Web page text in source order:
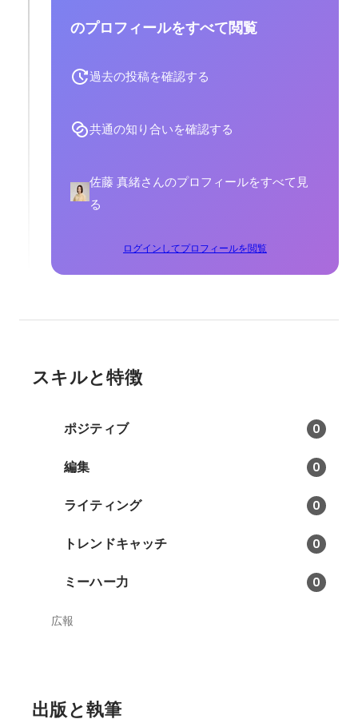
のプロフィールをすべて閲覧
過去の投稿を確認する
共通の知り合いを確認する
佐藤 真緒さんのプロフィールをすべて見
る
ログインしてプロフィールを閲覧
スキルと特徴
ポジティブ 0
編集 0
ライティング 0
トレンドキャッチ 0
ミーハー力 0
広報
出版と執筆